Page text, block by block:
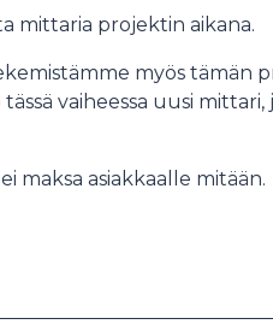
mittaria projektin aikana.
myös tämän
vaiheessa uusi mittari,
maksa asiakkaalle mitään.